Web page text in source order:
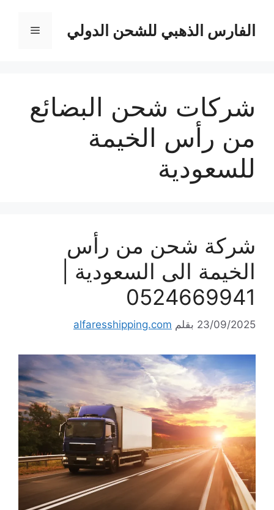
المحتوىالفارس الذهبي للشحن الدولي القائمة
شركات شحن البضائع
من رأس الخيمة
للسعودية
شركة شحن من رأس
الخيمة الى السعودية |
0524669941
23/09/2025 بقلم alfaresshipping.com